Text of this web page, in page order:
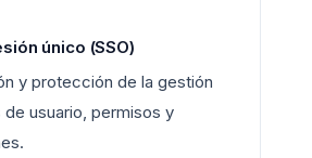
único (SSO)
y protección de la gestión
usuario, permisos y